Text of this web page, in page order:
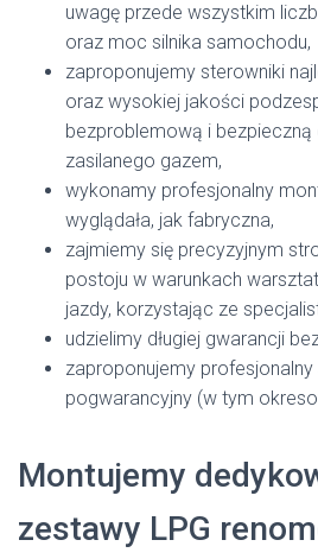
uwagę przede wszystkim
oraz moc silnika samochodu,
zaproponujemy sterowniki
oraz wysokiej jakości
bezproblemową i
zasilanego gazem,
wykonamy profesjonalny
wyglądała, jak fabryczna,
zajmiemy się precyzyjnym
postoju w warunkach
jazdy, korzystając ze
udzielimy długiej gwarancji
zaproponujemy
pogwarancyjny (w tym
Montujemy
zestawy LPG